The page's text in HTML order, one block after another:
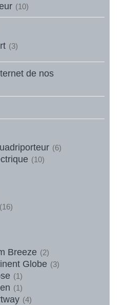
(10)
(3)
de nos
(6)
(10)
(16)
Breeze (2)
Globe (3)
(1)
(1)
(4)